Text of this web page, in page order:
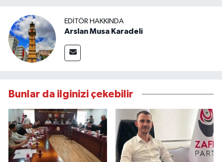
EDITÖR HAKKINDA
Arslan Musa Karadeli
Bunlar da ilginizi çekebilir